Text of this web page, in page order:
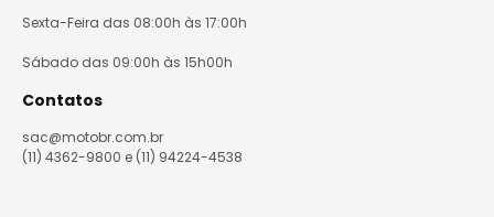
Sexta-Feira das 08:00h às 17:00h
Sábado das 09:00h às 15h00h
Contatos
sac@motobr.com.br
(11) 4362-9800 e (11) 94224-4538